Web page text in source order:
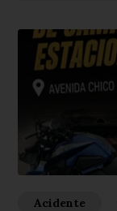
Acidente